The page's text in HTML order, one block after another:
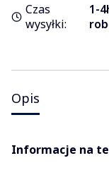
Czas
wysyłki:
1-
Opis
Informacje na